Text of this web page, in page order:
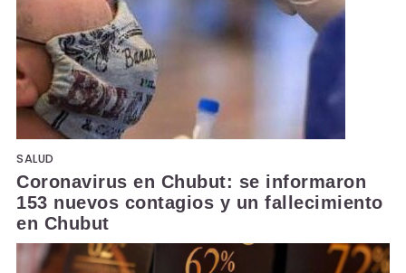
SALUD
Coronavirus en Chubut: se informaron
153 nuevos contagios y un fallecimiento
en Chubut